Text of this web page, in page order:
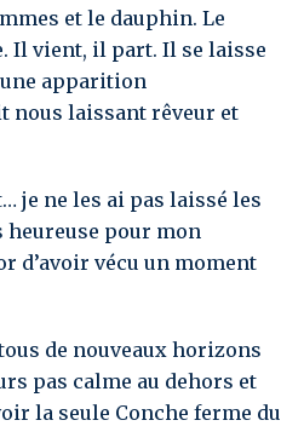
et le dauphin. Le
Il vient, il part. Il se laisse
apparition
nous laissant rêveur et
je ne les ai pas laissé les
pour mon
d’avoir vécu un moment
de nouveaux horizons
pas calme au dehors et
la seule Conche ferme du